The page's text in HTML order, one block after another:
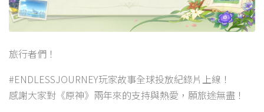
旅行者們！
#ENDLESSJOURNEY玩家故事全球投放紀錄片上線！
感謝大家對《原神》兩年來的支持與熱愛，願旅途無盡！